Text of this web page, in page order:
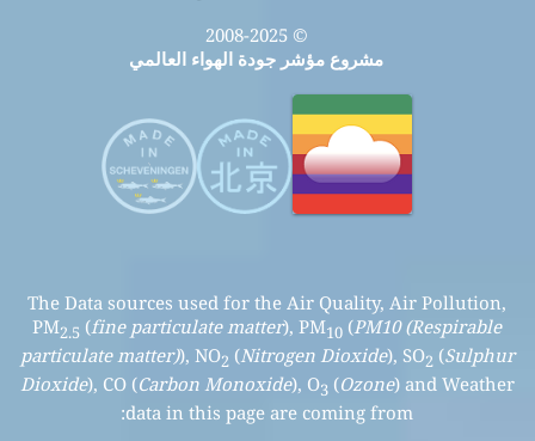
© 2008-2025
مشروع مؤشر جودة الهواء العالمي
The Data sources used for the Air Quality, Air Pollution,
PM2.5(fine particulate matter), PM10(PM10 (Respirable
particulate matter)), NO2 (Nitrogen Dioxide), SO2 (Sulphur
Dioxide), CO (Carbon Monoxide), O3 (Ozone ) and Weather
data in this page are coming from: